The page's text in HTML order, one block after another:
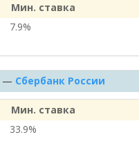
Мин. ставка
7.9%
— Сбербанк России
Мин. ставка
33.9%